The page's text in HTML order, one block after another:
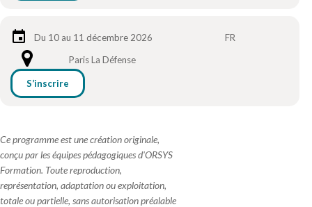
Du 10 au 11 décembre 2026
FR
Paris La Défense
S’inscrire
Ce programme est une création originale,
conçu par les équipes pédagogiques d'ORSYS
Formation. Toute reproduction,
représentation, adaptation ou exploitation,
totale ou partielle, sans autorisation préalable